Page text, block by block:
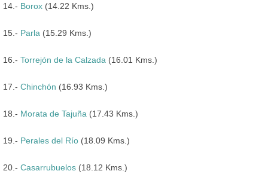
14.- Borox (14.22 Kms.)
15.- Parla (15.29 Kms.)
16.- Torrejón de la Calzada (16.01 Kms.)
17.- Chinchón (16.93 Kms.)
18.- Morata de Tajuña (17.43 Kms.)
19.- Perales del Río (18.09 Kms.)
20.- Casarrubuelos (18.12 Kms.)